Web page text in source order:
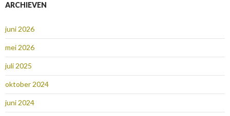
ARCHIEVEN
juni 2026
mei 2026
juli 2025
oktober 2024
juni 2024